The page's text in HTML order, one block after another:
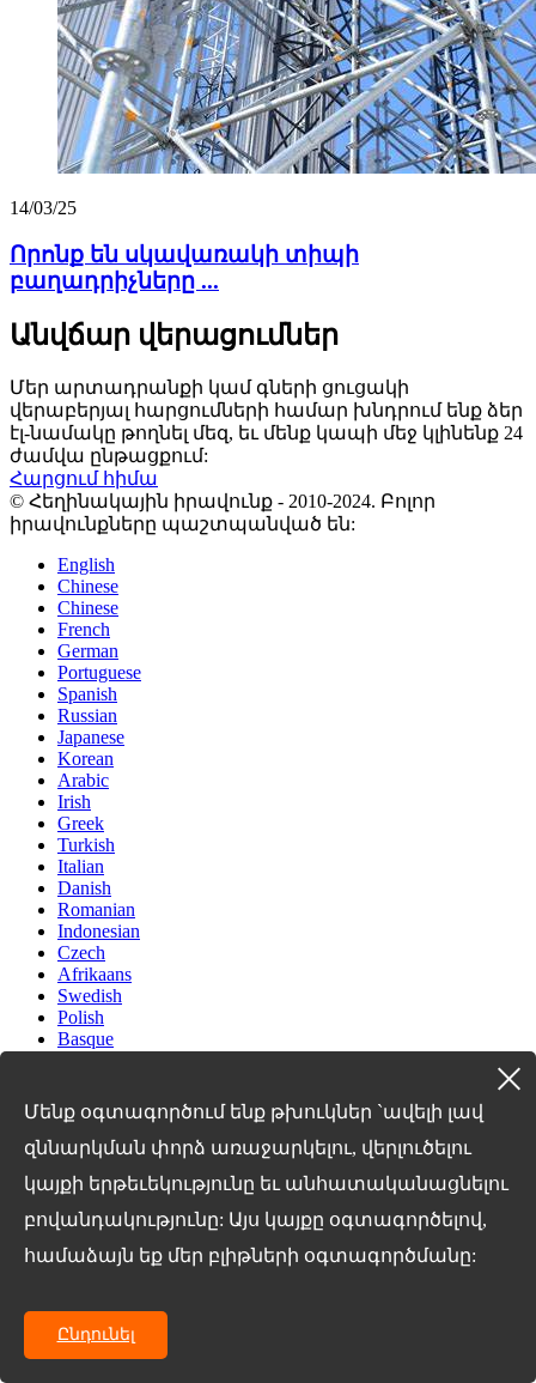
14/03/25
Որոնք են սկավառակի տիպի
բաղադրիչները ...
Անվճար վերացումներ
Մեր արտադրանքի կամ գների ցուցակի
վերաբերյալ հարցումների համար խնդրում ենք ձեր
էլ-նամակը թողնել մեզ, եւ մենք կապի մեջ կլինենք 24
ժամվա ընթացքում:
Հարցում հիմա
© Հեղինակային իրավունք - 2010-2024. Բոլոր
իրավունքները պաշտպանված են:
English
Chinese
Chinese
French
German
Portuguese
Spanish
Russian
Japanese
Korean
Arabic
Irish
Greek
Turkish
Italian
Danish
Romanian
Indonesian
Czech
Afrikaans
Swedish
Polish
Basque
Hindi
Lao
Albanian
Armenian
Azerbaijani
Belarusian
Bengali
Chichewa
Corsican
Մենք օգտագործում ենք թխուկներ `ավելի լավ
զննարկման փորձ առաջարկելու, վերլուծելու
կայքի երթեւեկությունը եւ անհատականացնելու
բովանդակությունը: Այս կայքը օգտագործելով,
համաձայն եք մեր բլիթների օգտագործմանը:
Ընդունել